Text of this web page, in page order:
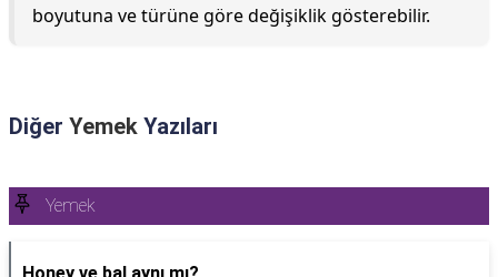
boyutuna ve türüne göre değişiklik gösterebilir.
Diğer Yemek Yazıları
Yemek